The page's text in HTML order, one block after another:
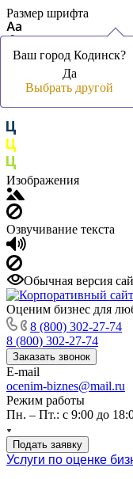
Размер шрифта
Цвет фона и шрифта
Изображения
Озвучивание текста
Обычная версия
Оценим бизнес для
8 (800) 302-27-74
8 (800) 302-27-74
Заказать звонок
E-mail
ocenim-biznes@mail.ru
Режим работы
Пн. – Пт.: с 9:00 до
Подать заявку
Услуги по оценке
Ваш город Кодинск?
Да
Выбрать другой
Ваш город Кодинск?
Да
Выбрать другой